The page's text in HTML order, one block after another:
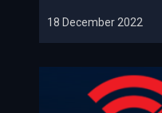
18 December 2022